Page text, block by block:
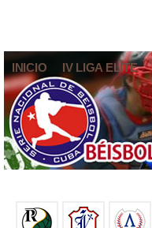
INICIO IV LIGA ELITE